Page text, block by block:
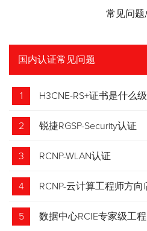
常见问题
国内认证常见问题
1 H3CNE-RS+证书是什么
2 锐捷RGSP-Security认证
3 RCNP-WLAN认证
4 RCNP-云计算工程师方向
5 数据中心RCIE专家级工